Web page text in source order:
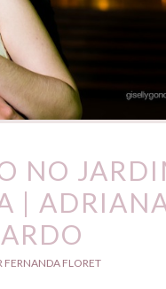
NO
|
FERNANDA FLORET